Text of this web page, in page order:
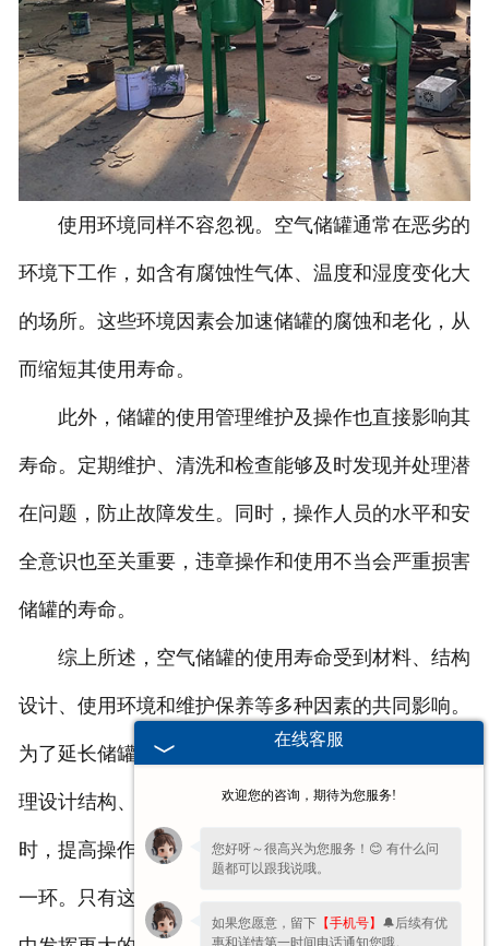
使用环境同样不容忽视。空气储罐通常在恶劣的
环境下工作，如含有腐蚀性气体、温度和湿度变化大
的场所。这些环境因素会加速储罐的腐蚀和老化，从
而缩短其使用寿命。
此外，储罐的使用管理维护及操作也直接影响其
寿命。定期维护、清洗和检查能够及时发现并处理潜
在问题，防止故障发生。同时，操作人员的水平和安
全意识也至关重要，违章操作和使用不当会严重损害
储罐的寿命。
综上所述，空气储罐的使用寿命受到材料、结构
设计、使用环境和维护保养等多种因素的共同影响。
为了延长储罐的使用期限，我们应选择良好材料、合
理设计结构、改善使用环境并加强维护保养工作。同
时，提高操作人员的水平和安全意识也是不可忽视的
一环。只有这样，我们才能确保空气储罐在工业生产
在线客服
欢迎您的咨询，期待为您服务!
您好呀～很高兴为您服务！😊 有什么问
题都可以跟我说哦。
如果您愿意，留下 【手机号】 🔔后续有优
惠和详情第一时间电话通知您哦。